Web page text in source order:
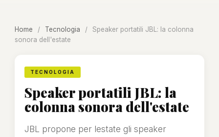
Home / Tecnologia /
Speaker portatili JBL: la colonna
sonora dell'estate
TECNOLOGIA
Speaker portatili JBL: la
colonna sonora dell'estate
JBL propone per lestate gli speaker